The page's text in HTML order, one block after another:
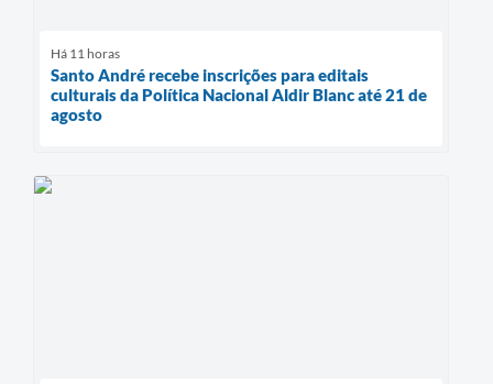
Há 11 horas
Santo André recebe inscrições para editais
culturais da Política Nacional Aldir Blanc até 21 de
agosto